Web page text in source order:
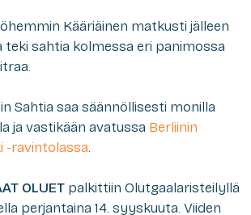
Kääriäinen matkusti jälleen
teki sahtia kolmessa eri panimossa
Sahtia saa säännöllisesti monilla
ja vastikään avatussa Berliinin
-ravintolassa.
OLUET palkittiin Olutgaalaristeilyllä
perjantaina 14. syyskuuta. Viiden